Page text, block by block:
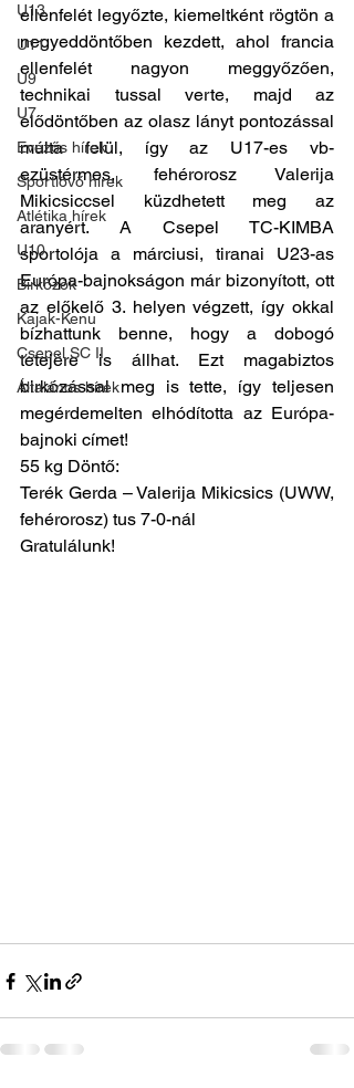
U13
U11
U9
U7
Evezős hírek
Sportlövő hírek
Atlétika hírek
U10
Birkózók
Kajak-Kenu
Csepel SC II
Általános hírek
ellenfelét legyőzte, kiemeltként rögtön a
negyeddöntőben kezdett, ahol francia
ellenfelét nagyon meggyőzően,
technikai tussal verte, majd az
elődöntőben az olasz lányt pontozással
múlta felül, így az U17-es vb-
ezüstérmes, fehérorosz Valerija
Mikicsiccsel küzdhetett meg az
aranyért. A Csepel TC-KIMBA
sportolója a márciusi, tiranai U23-as
Európa-bajnokságon már bizonyított, ott
az előkelő 3. helyen végzett, így okkal
bízhattunk benne, hogy a dobogó
tetejére is állhat. Ezt magabiztos
birkózással meg is tette, így teljesen
megérdemelten elhódította az Európa-
bajnoki címet!
55 kg Döntő:
Terék Gerda – Valerija Mikicsics (UWW,
fehérorosz) tus 7-0-nál
Gratulálunk!